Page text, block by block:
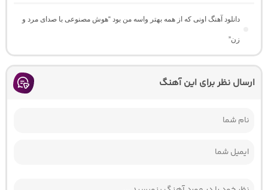
دانلود آهنگ اونی که از همه بهتر واسه من بود “هوش مصنوعی با صدای مرد و
زن”
ارسال نظر برای این آهنگ